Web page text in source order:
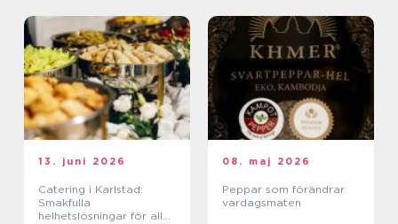
13. juni 2026
Catering i Karlstad:
Smakfulla
helhetslösningar för alla
08. maj 2026
Peppar som förändrar
vardagsmaten